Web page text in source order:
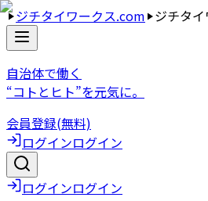
ジチタイワークス.com ジチタ
自治体で働く
“コトとヒト”を元気に。
会員登録(無料)
ログインログイン
ログインログイン